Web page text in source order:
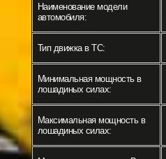
Наименование модели
автомобиля:
Тип движка в ТС:
Минимальная мощность в
лошадиных силах:
Максимальная мощность в
лошадиных силах: